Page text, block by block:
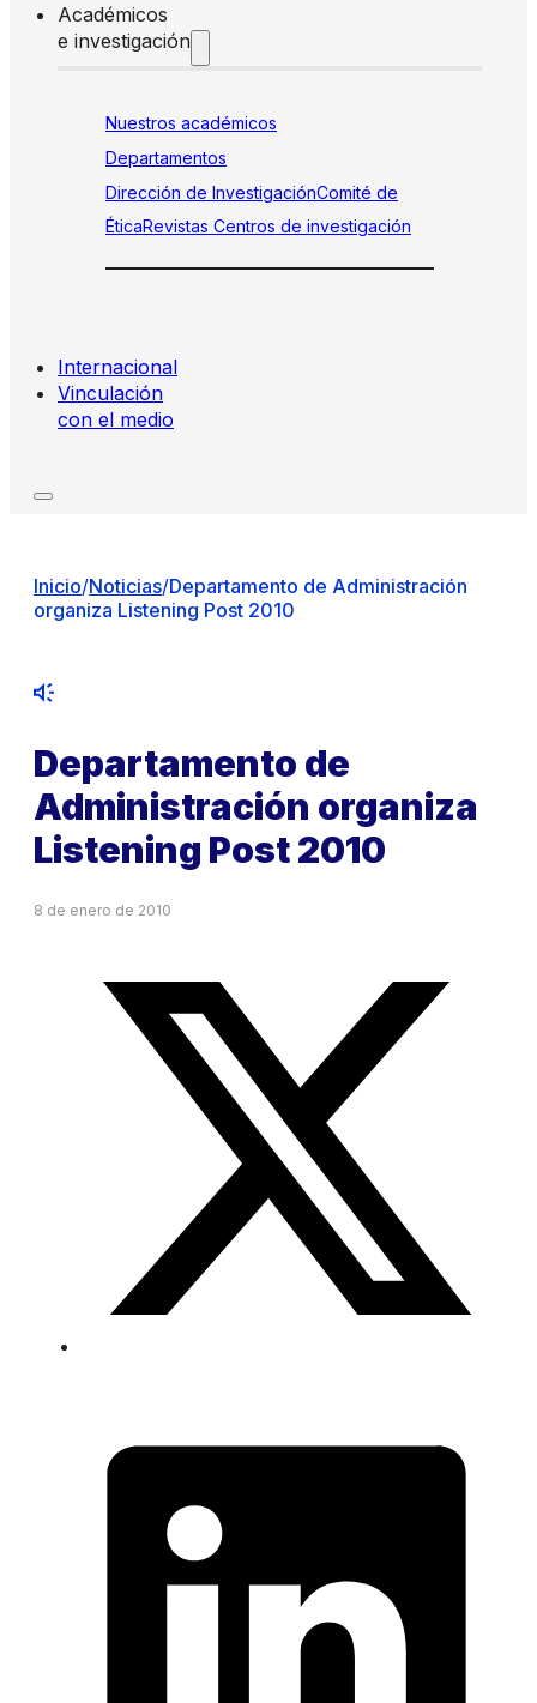
Académicos
e investigación
Nuestros académicos
Departamentos
Dirección de InvestigaciónComité de
ÉticaRevistas Centros de investigación
Internacional
Vinculación
con el medio
Inicio/Noticias/Departamento de Administración
organiza Listening Post 2010
Departamento de
Administración organiza
Listening Post 2010
8 de enero de 2010